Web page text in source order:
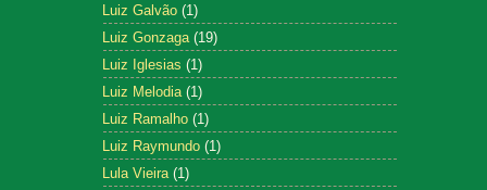
Luiz Galvão (1)
Luiz Gonzaga (19)
Luiz Iglesias (1)
Luiz Melodia (1)
Luiz Ramalho (1)
Luiz Raymundo (1)
Lula Vieira (1)